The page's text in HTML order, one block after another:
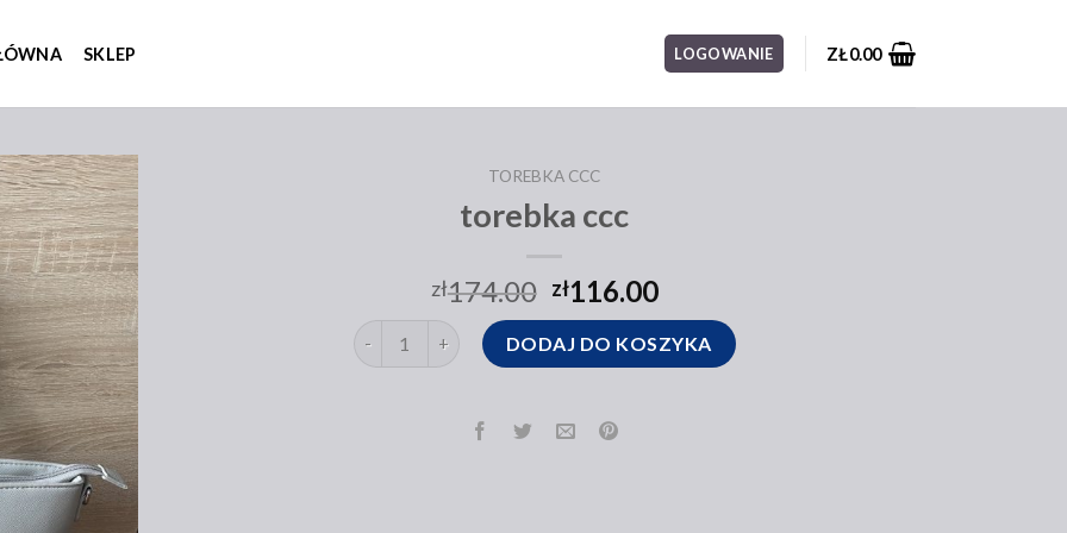
SKLEP LOGOWANIE ZŁ0.00
TOREBKA CCC
torebka ccc
zł174.00 zł116.00
ilość torebka ccc DODAJ DO KOSZYKA